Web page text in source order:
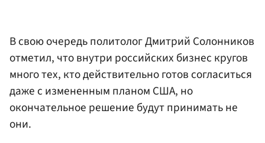
В свою очередь политолог Дмитрий Солонников
отметил, что внутри российских бизнес кругов
много тех, кто действительно готов согласиться
даже с измененным планом США, но
окончательное решение будут принимать не
они.